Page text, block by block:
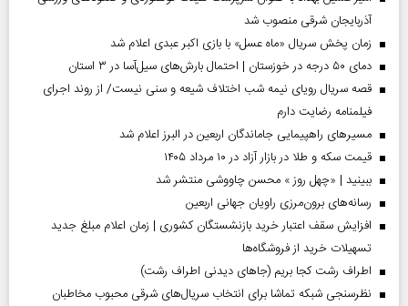
آذربایجان شرقی منصوب شد
زمان پخش سریال «ماه عسل» با بازی اکبر عبدی اعلام شد
دمای ۵۰ درجه در خوزستان | احتمال بارش‌های سیل‌آسا در ۳ استان
قصه سریال رویای نیمه شب اختلاف شیعه و سنی نیست/ از روند اجرای
فیلمنامه رضایت دارم
مسیر‌های راهپیمایی جاماندگان اربعین در البرز اعلام شد
قیمت سکه و طلا در بازار آزاد در ۱۰ مرداد ۱۴۰۵
ببینید | «چهل روز » محسن چاووشی منتشر شد
رسانه‌های برون‌مرزی راویان جهانی اربعین
افزایش سقف اعتبار خرید بازنشستگان کشوری | زمان اعلام مبلغ جدید
تسهیلات خرید از فروشگاه‌ها
اطراف رشت کجا بریم (جاهای دیدنی اطراف رشت)
نظرسنجی شبکه تماشا برای انتخاب سریال‌های شرقی محبوب مخاطبان